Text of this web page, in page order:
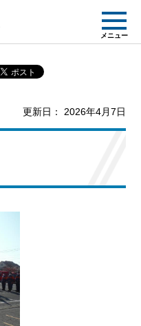
メニュー
更新日： 2026年4月7日